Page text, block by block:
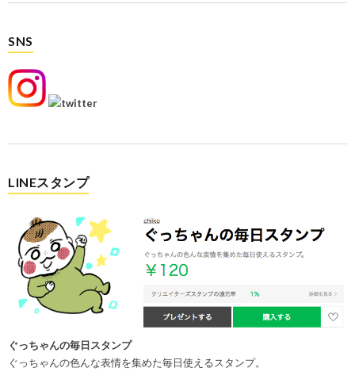
SNS
LINEスタンプ
ぐっちゃんの毎日スタンプ
ぐっちゃんの色んな表情を集めた毎日使えるスタンプ。